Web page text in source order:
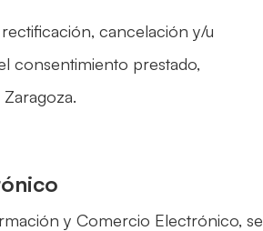
cancelación y/u
consentimiento prestado,
y Comercio Electrónico, se